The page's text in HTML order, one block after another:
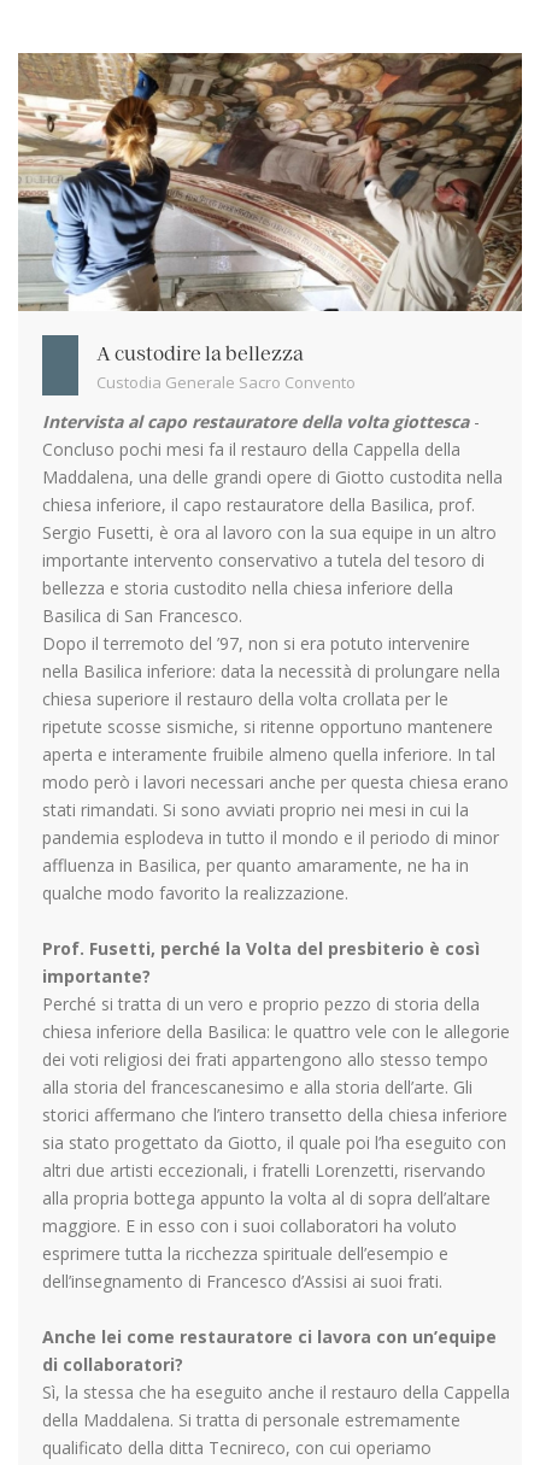
A custodire la bellezza
Custodia Generale Sacro Convento
Intervista al capo restauratore della volta giottesca-
Concluso pochi mesi fa il restauro della Cappella della
Maddalena, una delle grandi opere di Giotto custodita nella
chiesa inferiore, il capo restauratore della Basilica, prof.
Sergio Fusetti, è ora al lavoro con la sua equipe in un altro
importante intervento conservativo a tutela del tesoro di
bellezza e storia custodito nella chiesa inferiore della
Basilica di San Francesco.
Dopo il terremoto del ’97, non si era potuto intervenire
nella Basilica inferiore: data la necessità di prolungare nella
chiesa superiore il restauro della volta crollata per le
ripetute scosse sismiche, si ritenne opportuno mantenere
aperta e interamente fruibile almeno quella inferiore. In tal
modo però i lavori necessari anche per questa chiesa erano
stati rimandati. Si sono avviati proprio nei mesi in cui la
pandemia esplodeva in tutto il mondo e il periodo di minor
affluenza in Basilica, per quanto amaramente, ne ha in
qualche modo favorito la realizzazione.
Prof. Fusetti, perché la Volta del presbiterio è così
importante?
Perché si tratta di un vero e proprio pezzo di storia della
chiesa inferiore della Basilica: le quattro vele con le allegorie
dei voti religiosi dei frati appartengono allo stesso tempo
alla storia del francescanesimo e alla storia dell’arte. Gli
storici affermano che l’intero transetto della chiesa inferiore
sia stato progettato da Giotto, il quale poi l’ha eseguito con
altri due artisti eccezionali, i fratelli Lorenzetti, riservando
alla propria bottega appunto la volta al di sopra dell’altare
maggiore. E in esso con i suoi collaboratori ha voluto
esprimere tutta la ricchezza spirituale dell’esempio e
dell’insegnamento di Francesco d’Assisi ai suoi frati.
Anche lei come restauratore ci lavora con un’equipe
di collaboratori?
Sì, la stessa che ha eseguito anche il restauro della Cappella
della Maddalena. Si tratta di personale estremamente
qualificato della ditta Tecnireco, con cui operiamo